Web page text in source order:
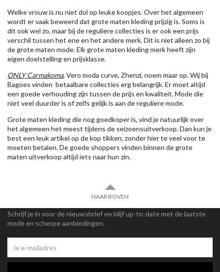
Welke vrouw is nu niet dol op leuke koopjes. Over het algemeen
wordt er vaak beweerd dat grote maten kleding prijzig is. Soms is
dit ook wel zo, maar bij de reguliere collecties is er ook een prijs
verschil tussen het ene en het andere merk. Dit is niet alleen zo bij
de grote maten mode. Elk grote maten kleding merk heeft zijn
eigen doelstelling en prijsklasse.
ONLY Carmakoma, Vero moda curve, Zhenzi, noem maar op. Wij bij
Bagoes vinden betaalbare collecties erg belangrijk. Er moet altijd
een goede verhouding zijn tussen de prijs en kwaliteit. Mode die
niet veel duurder is of zelfs gelijk is aan de reguliere mode.
Grote maten kleding die nog goedkoper is, vind je natuurlijk over
het algemeen het meest tijdens de seizoensuitverkoop. Dan kun je
best een leuk artikel op de kop tikken, zonder hier te veel voor te
moeten betalen. De goede shoppers vinden binnen de grote
maten uitverkoop altijd iets naar hun zin.
NAAR BOVEN
Schrijf je in voor de nieuwsbrief en blijf up-to-date met de laatste
mode en scherpe aanbiedingen.